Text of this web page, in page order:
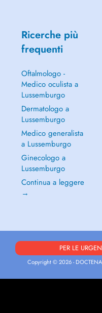
Ricerche più
frequenti
Oftalmologo -
Medico oculista a
Lussemburgo
Dermatologo a
Lussemburgo
Medico generalista
a Lussemburgo
Ginecologo a
Lussemburgo
Continua a leggere
→
PER LE
Copyright © 2026 -